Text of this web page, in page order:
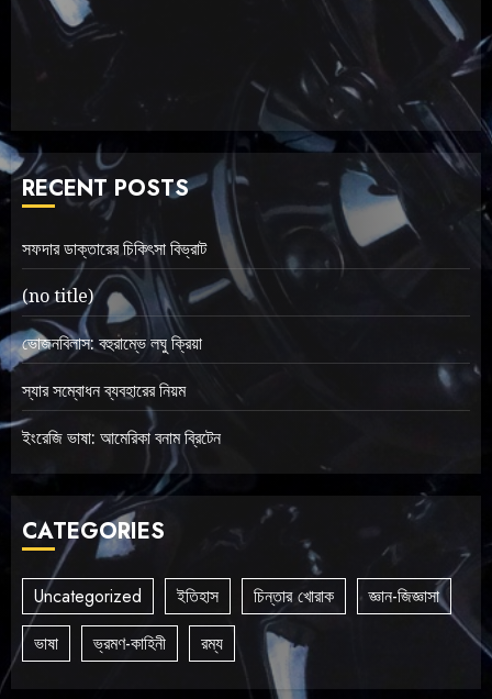
RECENT POSTS
সফদার ডাক্তারের চিকিৎসা বিভ্রাট
(no title)
ভোজনবিলাস: বহুরাম্ভে লঘু ক্রিয়া
স্যার সম্বোধন ব্যবহারের নিয়ম
ইংরেজি ভাষা: আমেরিকা বনাম ব্রিটেন
CATEGORIES
Uncategorized ইতিহাস চিন্তার খোরাক
জ্ঞান-জিজ্ঞাসা
ভাষা
ভ্রমণ-কাহিনী রম্য